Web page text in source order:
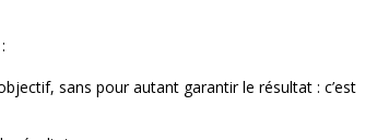
sans pour autant garantir le résultat : c’est